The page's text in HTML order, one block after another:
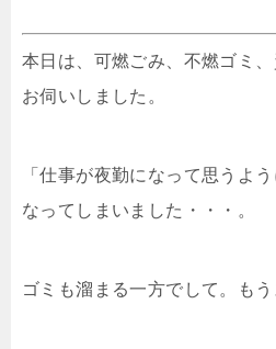
本日は、可燃ごみ、不燃ゴミ
お伺いしました。
「仕事が夜勤になって思うよ
なってしまいました・・・。
ゴミも溜まる一方でして。もう